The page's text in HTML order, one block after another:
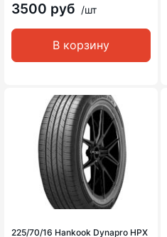
3500 руб /шт
В корзину
225/70/16 Hankook Dynapro HPX